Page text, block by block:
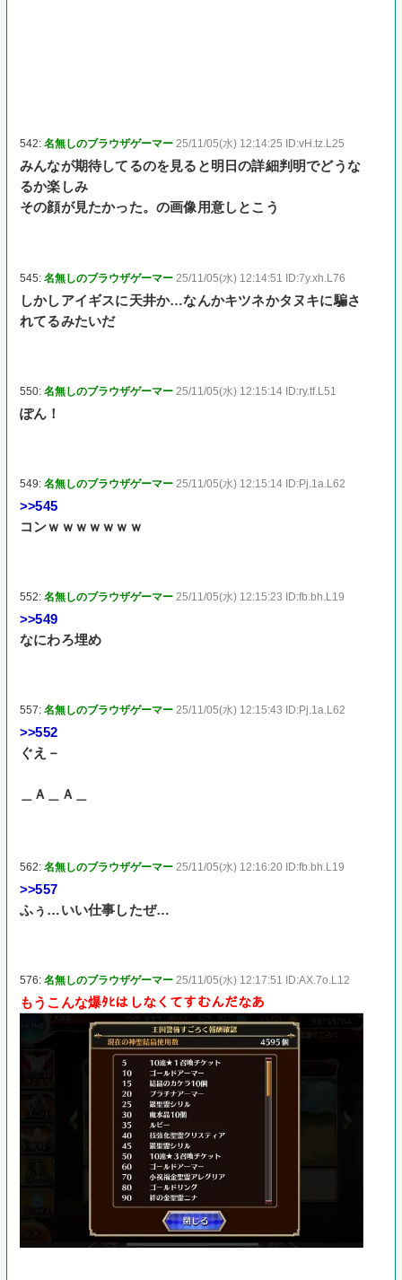
542:名無しのブラウザゲーマー 25/11/05(水) 12:14:25 ID:vH.tz.L25
みんなが期待してるのを見ると明日の詳細判明でどうな
るか楽しみ
その顔が見たかった。の画像用意しとこう
545:名無しのブラウザゲーマー 25/11/05(水) 12:14:51 ID:7y.xh.L76
しかしアイギスに天井か…なんかキツネかタヌキに騙さ
れてるみたいだ
550:名無しのブラウザゲーマー 25/11/05(水) 12:15:14 ID:ry.tf.L51
ぽん！
549:名無しのブラウザゲーマー 25/11/05(水) 12:15:14 ID:Pj.1a.L62
>>545
コンｗｗｗｗｗｗｗ
552:名無しのブラウザゲーマー 25/11/05(水) 12:15:23 ID:fb.bh.L19
>>549
なにわろ埋め
557:名無しのブラウザゲーマー 25/11/05(水) 12:15:43 ID:Pj.1a.L62
>>552
ぐえ－
＿Ａ＿Ａ＿
562:名無しのブラウザゲーマー 25/11/05(水) 12:16:20 ID:fb.bh.L19
>>557
ふぅ…いい仕事したぜ…
576:名無しのブラウザゲーマー 25/11/05(水) 12:17:51 ID:AX.7o.L12
もうこんな爆ﾀﾋはしなくてすむんだなあ